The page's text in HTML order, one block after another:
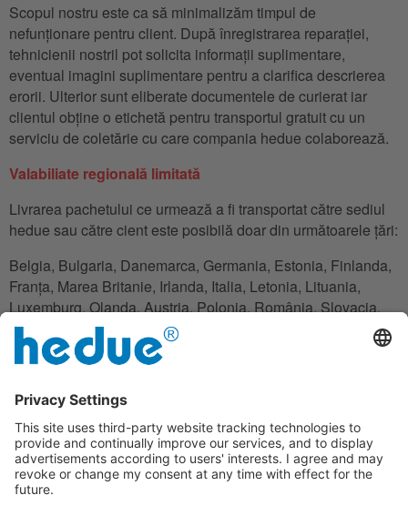
Scopul nostru este ca să minimalizăm timpul de
nefunționare pentru client. După înregistrarea reparației,
tehnicienii nostril pot solicita informații suplimentare,
eventual imagini suplimentare pentru a clarifica descrierea
erorii. Ulterior sunt eliberate documentele de curierat iar
clientul obține o etichetă pentru transportul gratuit cu un
serviciu de coletărie cu care compania hedue colaborează.
Valabiliate regională limitată
Livrarea pachetului ce urmează a fi transportat către sediul
hedue sau către cient este posibilă doar din următoarele țări:
Belgia, Bulgaria, Danemarca, Germania, Estonia, Finlanda,
Franța, Marea Britanie, Irlanda, Italia, Letonia, Lituania,
Luxemburg, Olanda, Austria, Polonia, România, Slovacia,
Slovenia, Spania, Cehia. Ungaria, Cipru.
În cazul în care clientul nu are domiciliul în una din țăriile
posibilă gestionarea transportului.
Clauză de excludere
În cadrul garanției compania hedue nu este răspunzătoare
pentru pierderile financiare, timpul de nefuncționare,